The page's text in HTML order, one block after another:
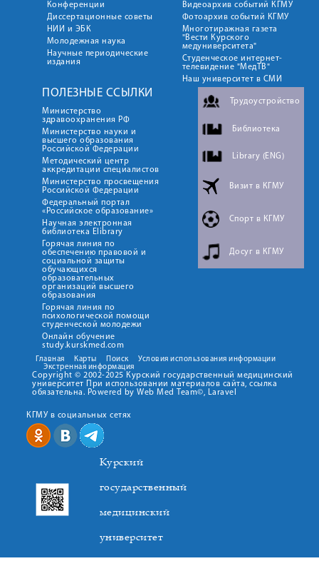
Конференции
Диссертационные советы
НИИ и ЭБК
Молодежная наука
Научные периодические
издания
Видеоархив событий КГМУ
Фотоархив событий КГМУ
Многотиражная газета
"Вести Курского
медуниверситета"
Студенческое интернет-
телевидение "МедТВ"
Наш университет в СМИ
ПОЛЕЗНЫЕ ССЫЛКИ
Министерство
здравоохранения РФ
Министерство науки и
высшего образования
Российской Федерации
Методический центр
аккредитации специалистов
Министерство просвещения
Российской Федерации
Федеральный портал
«Российское образование»
Научная электронная
библиотека Elibrary
Горячая линия по
обеспечению правовой и
социальной защиты
обучающихся
образовательных
организаций высшего
образования
Горячая линия по
психологической помощи
студенческой молодежи
Онлайн обучение
study.kurskmed.com
Трудоустройство
Библиотека
Library (ENG)
Визит в КГМУ
Спорт в КГМУ
Досуг в КГМУ
Главная Карты Поиск
Условия использования информации
Экстренная информация
Copyright © 2002-2025 Курский государственный медицинский
университет При использовании материалов сайта, ссылка
обязательна. Powered by Web Med Team©, Laravel
КГМУ в социальных сетях
Курский
государственный
медицинский
университет